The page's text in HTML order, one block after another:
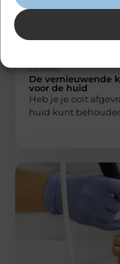
Carlinks
De vernieuwende
voor de huid
Heb je je ooit
huid kunt